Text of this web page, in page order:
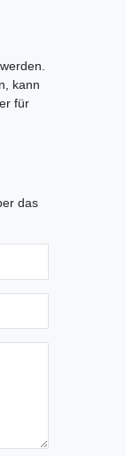
kann
für
das